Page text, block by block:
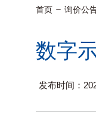
首页 询价公
数字
发布时间：